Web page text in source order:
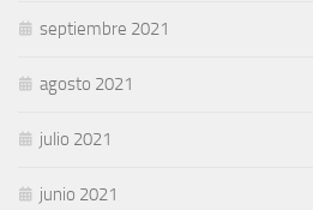
septiembre 2021
agosto 2021
julio 2021
junio 2021